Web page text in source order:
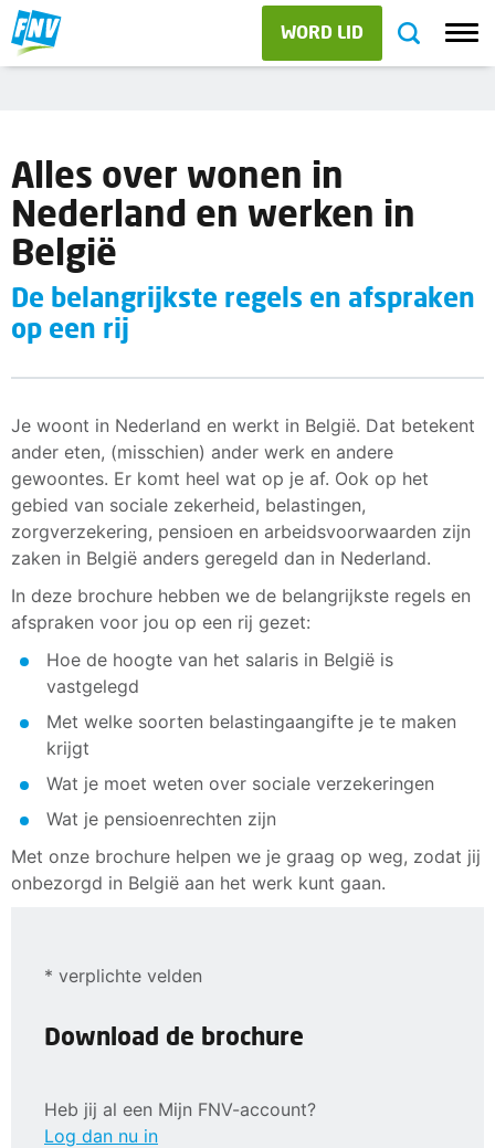
WORD LID
Alles over wonen in
Nederland en werken in
België
De belangrijkste regels en afspraken
op een rij
Je woont in Nederland en werkt in België. Dat betekent
ander eten, (misschien) ander werk en andere
gewoontes. Er komt heel wat op je af. Ook op het
gebied van sociale zekerheid, belastingen,
zorgverzekering, pensioen en arbeidsvoorwaarden zijn
zaken in België anders geregeld dan in Nederland.
In deze brochure hebben we de belangrijkste regels en
afspraken voor jou op een rij gezet:
Hoe de hoogte van het salaris in België is
vastgelegd
Met welke soorten belastingaangifte je te maken
krijgt
Wat je moet weten over sociale verzekeringen
Wat je pensioenrechten zijn
Met onze brochure helpen we je graag op weg, zodat jij
onbezorgd in België aan het werk kunt gaan.
* verplichte velden
Download de brochure
Heb jij al een Mijn FNV-account?
Log dan nu in